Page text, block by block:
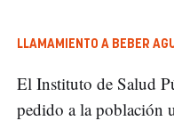
LLAMAMIENTO A BEBER
El Instituto de Salud
pedido a la población